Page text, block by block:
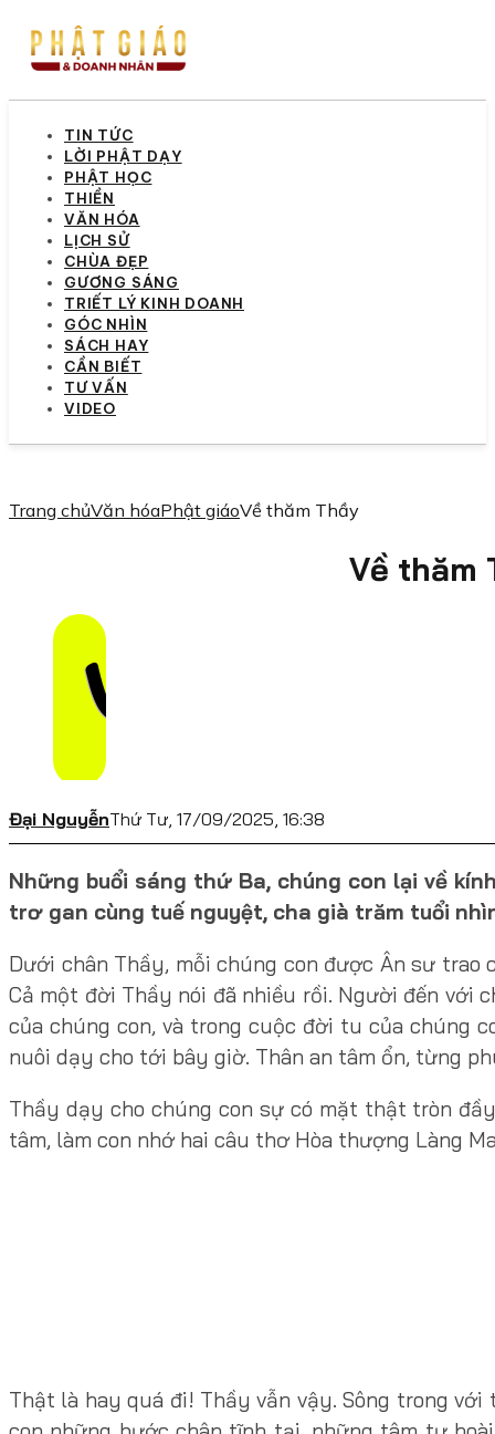
TIN TỨC
LỜI PHẬT DẠY
PHẬT HỌC
THIỀN
VĂN HÓA
LỊCH SỬ
CHÙA ĐẸP
GƯƠNG SÁNG
TRIẾT LÝ KINH DOANH
GÓC NHÌN
SÁCH HAY
CẦN BIẾT
TƯ VẤN
VIDEO
Trang chủVăn hóaPhật giáoVề thăm Thầy
Về thăm
Đại NguyễnThứ Tư, 17/09/2025, 16:38
Những buổi sáng thứ Ba, chúng con lại về
trơ gan cùng tuế nguyệt, cha già trăm tuổi
Dưới chân Thầy, mỗi chúng con được Ân sư
Cả một đời Thầy nói đã nhiều rồi. Người đến với
của chúng con, và trong cuộc đời tu của chúng
nuôi dạy cho tới bây giờ. Thân an tâm ổn, từng
Thầy dạy cho chúng con sự có mặt thật tròn
tâm, làm con nhớ hai câu thơ Hòa thượng Làng
Thật là hay quá đi! Thầy vẫn vậy. Sông trong